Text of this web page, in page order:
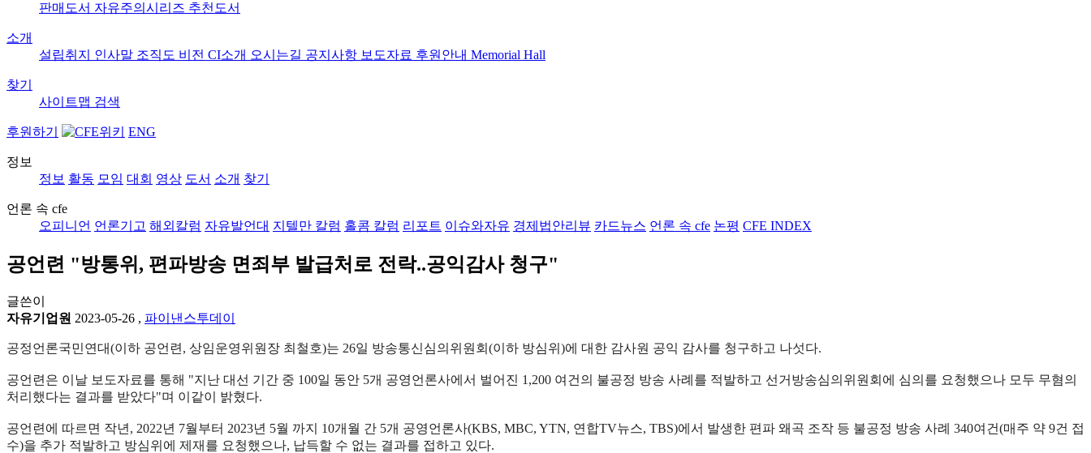
판매도서 자유주의시리즈 추천도서
소개
설립취지 인사말 조직도 비전 CI소개 오시는길 공지사항 보도자료 후원안내 Memorial Hall
찾기
사이트맵 검색
후원하기 ENG
정보
정보 활동 모임 대회 영상 도서 소개 찾기
언론 속 cfe
오피니언 언론기고 해외칼럼 자유발언대 지텔만 칼럼 홀콤 칼럼 리포트 이슈와자유 경제법안리뷰 카드뉴스 언론 속 cfe 논평 CFE INDEX
공언련 "방통위, 편파방송 면죄부 발급처로 전락..공익감사 청구"
글쓴이
자유기업원 2023-05-26 , 파이낸스투데이
공정언론국민연대(이하 공언련, 상임운영위원장 최철호)는 26일 방송통신심의위원회(이하 방심위)에 대한 감사원 공익 감사를 청구하고 나섯다.
공언련은 이날 보도자료를 통해 "지난 대선 기간 중 100일 동안 5개 공영언론사에서 벌어진 1,200 여건의 불공정 방송 사례를 적발하고 선거방송심의위원회에 심의를 요청했으나 모두 무혐의
처리했다는 결과를 받았다"며 이같이 밝혔다.
공언련에 따르면 작년, 2022년 7월부터 2023년 5월 까지 10개월 간 5개 공영언론사(KBS, MBC, YTN, 연합TV뉴스, TBS)에서 발생한 편파 왜곡 조작 등 불공정 방송 사례 340여건(매주 약 9건 접
수)을 추가 적발하고 방심위에 제재를 요청했으나, 납득할 수 없는 결과를 접하고 있다.